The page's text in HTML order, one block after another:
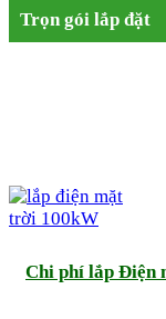
Trọn gói lắp đặt
Chi phí lắp Điện